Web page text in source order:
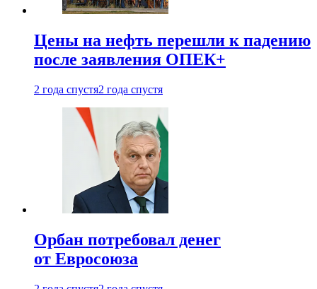
Цены на нефть перешли к падению
после заявления ОПЕК+
2 года спустя2 года спустя
Орбан потребовал денег
от Евросоюза